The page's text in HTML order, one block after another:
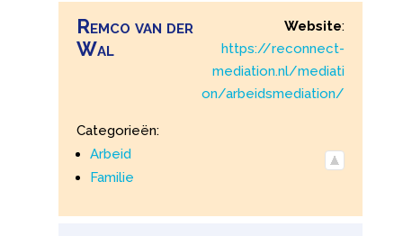
Remco van der
Wal
Website:
https://reconnect-
mediation.nl/mediati
on/arbeidsmediation/
Categorieën:
Arbeid
Familie